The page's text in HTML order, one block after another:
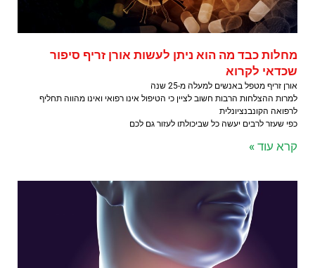
מחלות כבד מה הוא ניתן לעשות אורן זריף סיפור
שכדאי לקרוא
אורן זריף מטפל באנשים למעלה מ-25 שנה
למרות ההצלחות הרבות חשוב לציין כי הטיפול אינו רפואי ואינו מהווה תחליף
לרפואה הקונבנציונלית
כפי שעזר לרבים יעשה כל שביכולתו לעזור גם לכם
קרא עוד »